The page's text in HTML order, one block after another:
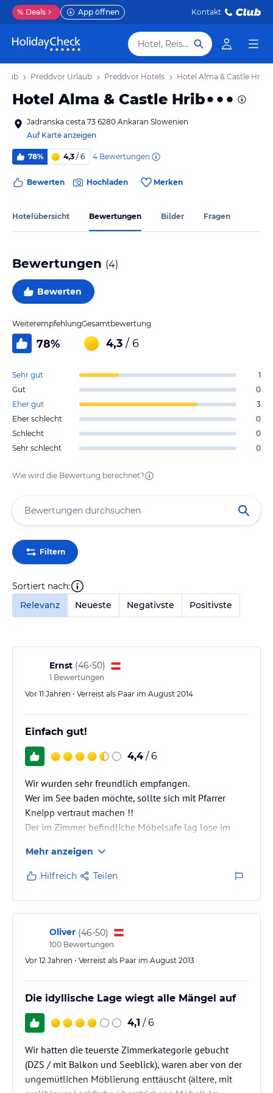
% Deals App öffnen Kontakt
Hotel, Reiseziel
Preddvor Urlaub Preddvor Hotels Hotel Alma & Castle Hrib
Hotel Alma & Castle Hrib
Jadranska cesta 73 6280 Ankaran Slowenien
Auf Karte anzeigen
78% 4,3 / 6 4 Bewertungen
Bewerten Hochladen Merken
Hotelübersicht Bewertungen Bilder Fragen
Bewertungen (4)
Bewerten
Weiterempfehlung
78%
Gesamtbewertung
4,3 / 6
Sehr gut
1
Gut
0
Eher gut
3
Eher schlecht
0
Schlecht
0
Sehr schlecht
0
Wie wird die Bewertung berechnet?
Filtern
Sortiert nach:
Relevanz
Neueste Negativste Positivste
Ernst (46-50)
1 Bewertungen
Vor 11 Jahren • Verreist als Paar im August 2014
Einfach gut!
4,4 / 6
Wir wurden sehr freundlich empfangen.
Wer im See baden möchte, sollte sich mit Pfarrer
Kneipp vertraut machen !!
Der im Zimmer befindliche Möbelsafe lag lose im
Idealer Ausganspunkt für Wanderungen - Achtung !
Man sollte etwas Zeitreserven einrechnen !
Das Servicepersonal war sehr nett und
Sprachbarrieren wurden meistens elegant aus dem
Weg geräumt.
Preis/Leistungsverhältnis passt!
Die Speisen sind einfach aber gut, jedoch beim
Frühstück wäre etwas Abwechslung…
Mehr anzeigen
Hilfreich Teilen
Oliver (46-50)
100 Bewertungen
Vor 12 Jahren • Verreist als Paar im August 2013
Die idyllische Lage wiegt alle Mängel auf
4,1 / 6
Wir hatten die teuerste Zimmerkategorie gebucht
(DZS / mit Balkon und Seeblick), waren aber von der
ungemütlichen Möblierung enttäuscht (ältere, mit